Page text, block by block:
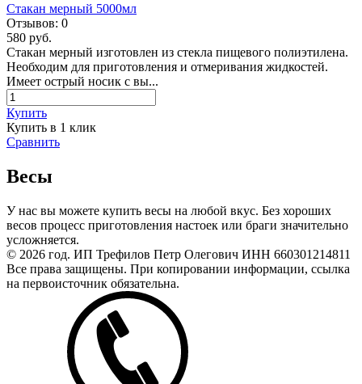
Стакан мерный 5000мл
Отзывов: 0
580 руб.
Стакан мерный изготовлен из стекла пищевого полиэтилена.
Необходим для приготовления и отмеривания жидкостей.
Имеет острый носик с вы...
Купить
Купить в 1 клик
Сравнить
Весы
У нас вы можете купить весы на любой вкус. Без хороших
весов процесс приготовления настоек или браги значительно
усложняется.
© 2026 год. ИП Трефилов Петр Олегович ИНН 660301214811
Все права защищены. При копировании информации, ссылка
на первоисточник обязательна.